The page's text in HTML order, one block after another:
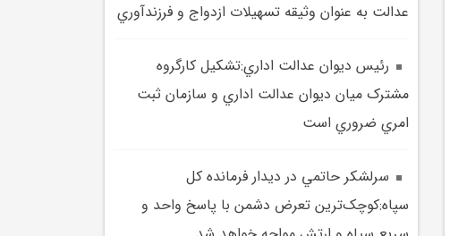
عدالت به عنوان وثيقه تسهيلات ازدواج و فرزندآوري
رئيس ديوان عدالت اداري:تشکيل کارگروه
مشترک ميان ديوان عدالت اداري و سازمان ثبت
امري ضروري است
سرلشکر حاتمي در ديدار فرمانده کل
سپاه:کوچک‌ترين تعرض دشمن با پاسخ واحد و